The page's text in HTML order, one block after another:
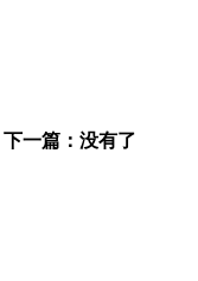
下一篇：没有了